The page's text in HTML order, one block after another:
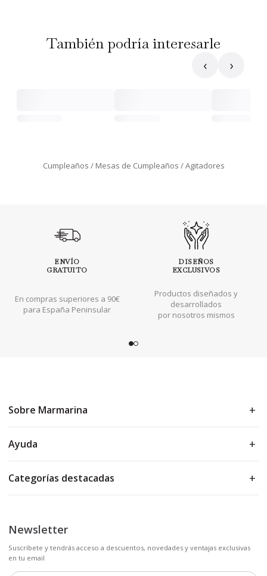
También podría interesarle
‹ ›
Cumpleaños Mesas de Cumpleaños Agitadores
ENVÍO
GRATUITO
En compras superiores a 90€
para España Peninsular
DISEÑOS
EXCLUSIVOS
Productos diseñados y
desarrollados
por nosotros mismos
Sobre Marmarina
Ayuda
Categorías destacadas
Newsletter
Suscríbete y tendrás acceso a descuentos, novedades y ventajas exclusivas
en tu email